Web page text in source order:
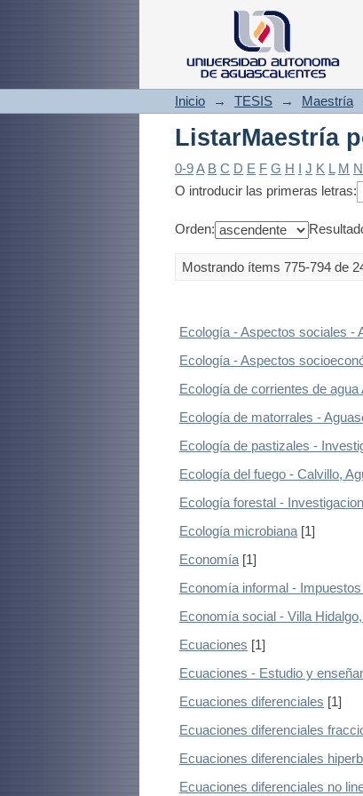
ListarMaestría
Inicio → TESIS → Maestría
ListarMaestría
0-9A B C D E F G H I J K L M N
O introducir las primeras letras:
Orden:
Mostrando ítems 775-794 de
Ecología - Aspectos sociales -
Ecología - Aspectos
Ecología de corrientes de agua
Ecología de matorrales -
Ecología de pastizales -
Ecología del fuego - Calvillo,
Ecología forestal -
Ecología microbiana [1]
Economía [1]
Economía informal -
Economía social - Villa
Ecuaciones [1]
Ecuaciones - Estudio y
Ecuaciones diferenciales [1]
Ecuaciones diferenciales
Ecuaciones diferenciales
Ecuaciones diferenciales no